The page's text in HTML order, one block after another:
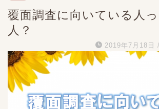
覆面調査に向いている人
人？
2019年7月18日 /